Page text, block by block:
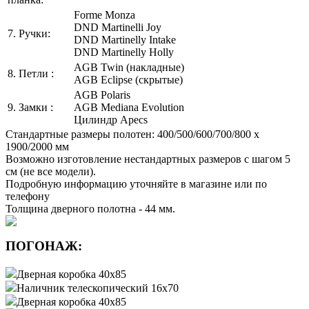
7. Ручки:
Forme Monza
DND Martinelli Joy
DND Martinelly Intake
DND Martinelly Holly
8. Петли :
AGB Twin (накладные)
AGB Eclipse (скрытые)
9. Замки :
AGB Polaris
AGB Mediana Evolution
Цилиндр Apecs
Стандартные размеры полотен: 400/500/600/700/800 x
1900/2000 мм
Возможно изготовление нестандартных размеров с шагом 5
см (не все модели).
Подробную информацию уточняйте в магазине или по
телефону
Толщина дверного полотна - 44 мм.
ПОГОНАЖ:
Дверная коробка 40х85
Наличник телескопический 16х70
Дверная коробка 40х85